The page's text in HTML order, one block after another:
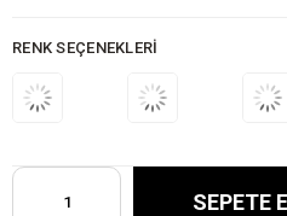
RENK SEÇENEKLERI